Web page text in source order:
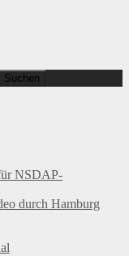
NSDAP-
durch Hamburg